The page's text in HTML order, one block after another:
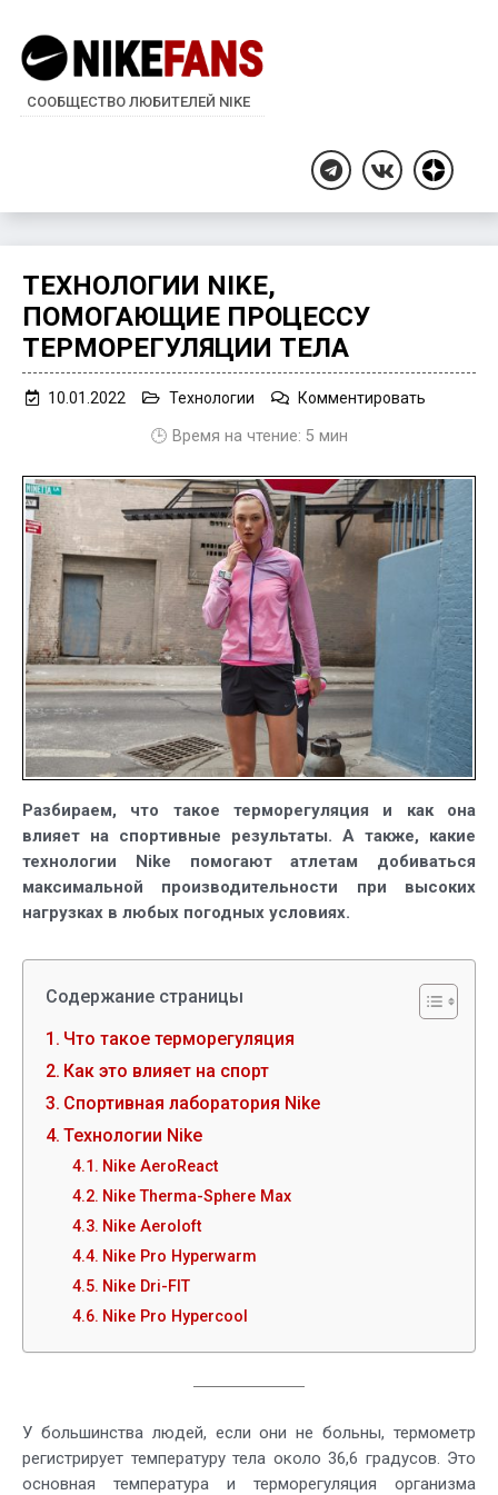
СООБЩЕСТВО ЛЮБИТЕЛЕЙ NIKE
TelegramВКонтакте
Дзен
ТЕХНОЛОГИИ NIKE,
ПОМОГАЮЩИЕ ПРОЦЕССУ
ТЕРМОРЕГУЛЯЦИИ ТЕЛА
10.01.2022 Технологии Комментировать
процессу
тела
🕒 Время на чтение: 5 мин
Разбираем, что такое терморегуляция и как она
влияет на спортивные результаты. А также, какие
технологии Nike помогают атлетам добиваться
максимальной производительности при высоких
нагрузках в любых погодных условиях.
Содержание страницы
Что такое терморегуляция
Как это влияет на спорт
Спортивная лаборатория Nike
Технологии Nike
Nike AeroReact
Nike Therma-Sphere Max
Nike Aeroloft
Nike Pro Hyperwarm
Nike Dri-FIT
Nike Pro Hypercool
У большинства людей, если они не больны, термометр
регистрирует температуру тела около 36,6 градусов. Это
основная температура и терморегуляция организма